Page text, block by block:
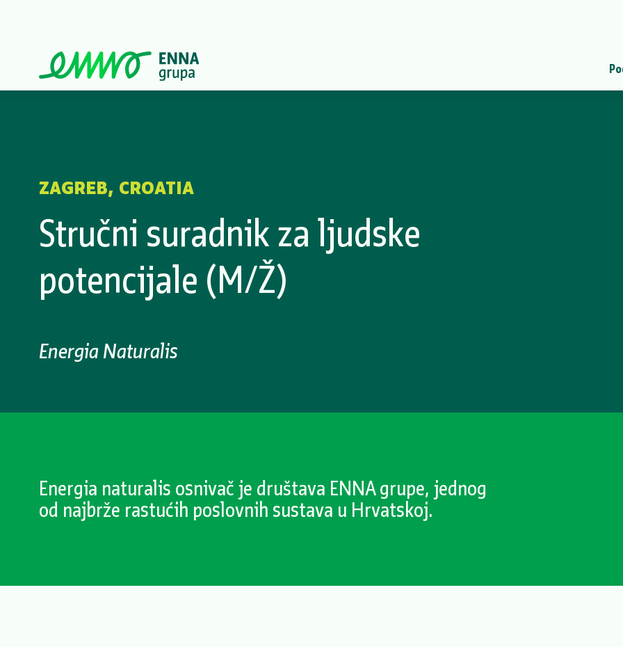
ZAGREB, CROATIA
Stručni suradnik za ljudske
potencijale (M/Ž)
Energia Naturalis
Energia naturalis osnivač je društava ENNA grupe, jednog
od najbrže rastućih poslovnih sustava u Hrvatskoj.